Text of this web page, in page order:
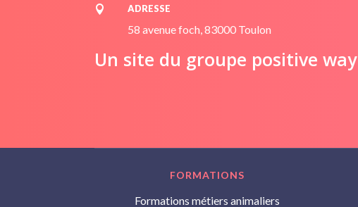
 ADRESSE
58 avenue foch, 83000 Toulon
Un site du groupe positive way
FORMATIONS
Formations métiers animaliers